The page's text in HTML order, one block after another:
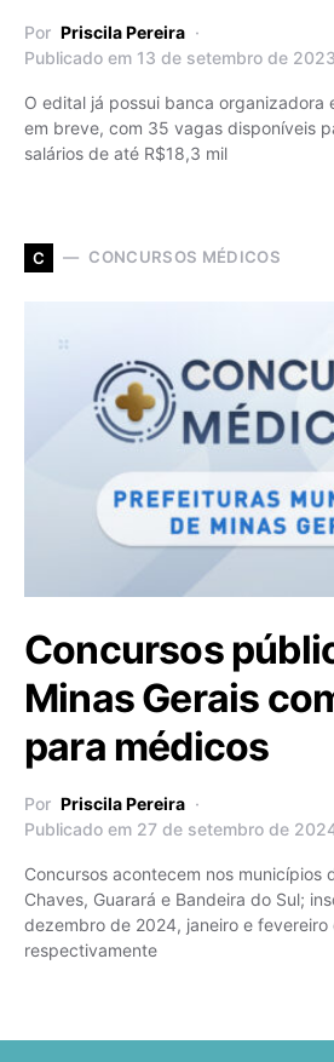
Por Priscila Pereira
Publicado em 13 de setembro de 2023
O edital já possui banca organizadora
em breve, com 35 vagas disponíveis
salários de até R$18,3 mil
C CONCURSOS MÉDICOS
Concursos
Minas Gerais
para médicos
Por Priscila Pereira
Publicado em 27 de setembro de
Concursos acontecem nos municípios
Chaves, Guarará e Bandeira do Sul;
dezembro de 2024, janeiro e fevereiro
respectivamente